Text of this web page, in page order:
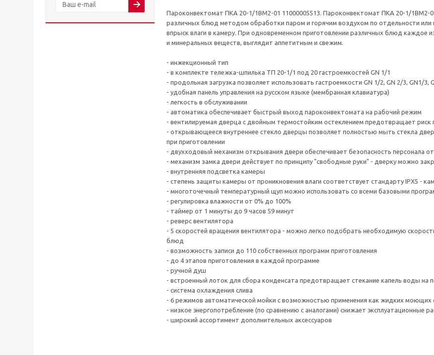
Пароконвектомат ПКА 20-1/1ВМ2-01 11000005513. Пароконвектомат ПКА 20-1/1ВМ2-
различных блюд методом обработки паром и горячим воздухом по отдельности
впрыск влаги в камеру. При одновременном приготовлении различных блюд каждое
и минеральных веществ, выглядит аппетитным и свежим.
- инжекционный тип
- в комплекте тележка-шпилька ТП 20-1/1 под 20 гастроемкостей GN 1/1
- продольная загрузка позволяет использовать гастроемкости GN 1/2, GN 2/3, GN1/3,
- удобная панель управления на русском языке (мембранная клавиатура)
- легкость в обслуживании
- автоматика обеспечивает быстрый выход пароконвектомата на рабочий режим
- вентилируемая дверца с двойным термостойким остеклением предотвращает риск
- открывающееся внутреннее стекло дверцы позволяет полностью мыть стекла
при приготовлении
- двухходовый механизм открывания двери обеспечивает безопасность персонала
- механизм замка двери действует по принципу "свободные руки" - дверку можно
- внутренняя подсветка камеры
- степень защиты камеры от проникновения влаги соответствует стандарту IPX5 -
- многоточечный температурный щуп можно использовать со всеми базовыми
- регулировка влажности от 0% до 100%
- таймер от 1 минуты до 9 часов 59 минут
- реверс вентилятора
- 5 скоростей вращения вентилятора - можно легко подобрать необходимую
блюд
- возможность записи до 110 собственных программ приготовления
- до 4 этапов приготовления в каждой программе
- ручной душ
- встроенный лоток для сбора конденсата предотвращает стекание капель воды на
- система охлаждения слива
- 6 режимов автоматической мойки с возможностью применения как жидких моющих
- низкое энергопотребление (по сравнению с аналогами) снижает эксплуатационные
- широкий ассортимент дополнительных аксессуаров